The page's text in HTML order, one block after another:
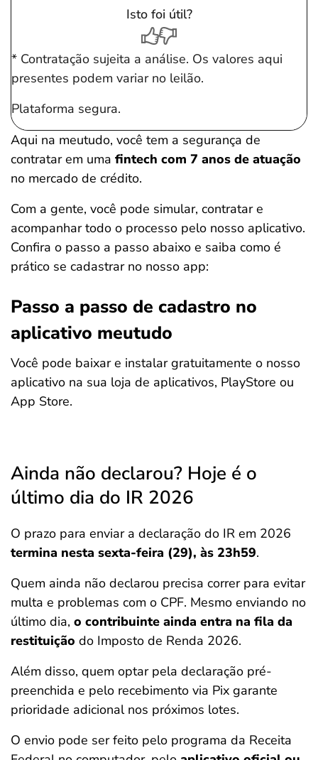
Isto foi útil?
* Contratação sujeita a análise. Os valores aqui
presentes podem variar no leilão.
Plataforma segura.
Aqui na meutudo, você tem a segurança de
contratar em uma fintech com 7 anos de atuação
no mercado de crédito.
Com a gente, você pode simular, contratar e
acompanhar todo o processo pelo nosso aplicativo.
Confira o passo a passo abaixo e saiba como é
prático se cadastrar no nosso app:
Passo a passo de cadastro no
aplicativo meutudo
Você pode baixar e instalar gratuitamente o nosso
aplicativo na sua loja de aplicativos, PlayStore ou
App Store.
Ainda não declarou? Hoje é o
último dia do IR 2026
O prazo para enviar a declaração do IR em 2026
termina nesta sexta-feira (29), às 23h59.
Quem ainda não declarou precisa correr para evitar
multa e problemas com o CPF. Mesmo enviando no
último dia, o contribuinte ainda entra na fila da
restituição do Imposto de Renda 2026.
Além disso, quem optar pela declaração pré-
preenchida e pelo recebimento via Pix garante
prioridade adicional nos próximos lotes.
O envio pode ser feito pelo programa da Receita